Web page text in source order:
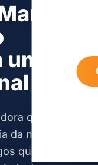
que não
da nossa
que